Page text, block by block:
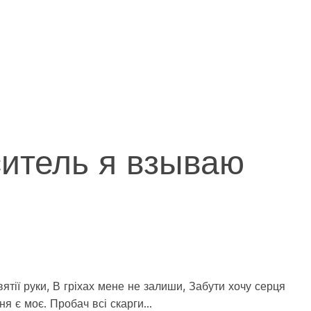
я взываю
руки, В гріхах мене не залиши, Забути хочу серця
є моє. Пробач всі скарги…